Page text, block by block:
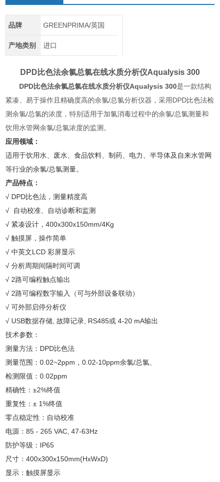
品牌 GREENPRIMA/英国
产地类别 进口
DPD比色法余氯总氯在线水质分析仪Aqualysis 300
DPD比色法余氯总氯在线水质分析仪Aqualysis 300是一款结构
紧凑、易于操作且精确度高的余氯/总氯分析仪器，采用DPD比色法检
测余氯/总氯的浓度，特别适用于加氯消毒过程中的余氯/总氯测量和
饮用水管网余氯/总氯浓度的监测。
应用领域：
适用于饮用水、废水、食品饮料、制药、电力、半导体及自来水管网
等行业的余氯/总氯测量。
产品特点：
√ DPD比色法，测量精度高
√ 自动校准、自动诊断和监测
√ 紧凑设计，400x300x150mm/4Kg
√ 触摸屏，操作简单
√ 中英文LCD 彩屏显示
√ 分析周期间隔时间可调
√ 2路可编程触点输出
√ 2路可编程数字输入（可与外部设备联动）
√ 可外部启停分析仪
√ USB数据存储, 故障记录, RS485或 4-20 mA输出
技术参数：
测量方法：DPD比色法
测量范围：0.02~2ppm，0.02-10ppm余氯/总氯、
检测限值：0.02ppm
精确性：±2%终值
重复性：± 1%终值
零点稳定性：自动校准
电源：85 - 265 VAC, 47-63Hz
防护等级：IP65
尺寸：400x300x150mm(HxWxD)
显示：触摸屏显示